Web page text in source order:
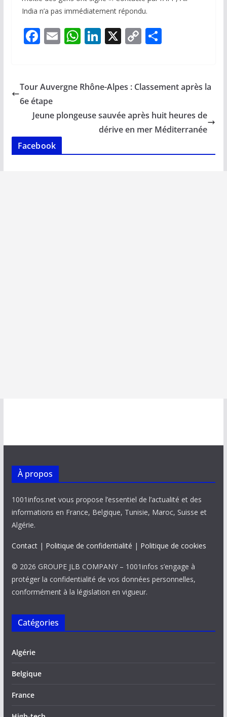
India n’a pas immédiatement répondu.
F
b
o
o
k
E
l
W
s
p
Li
e
n
X C
y
n
k
P
g
Tour Auvergne Rhône-Alpes : Classement après la
6e étape
Jeune plongeuse sauvée après huit heures de
dérive en mer Méditerranée
Facebook
À propos
1001infos.net vous propose l’essentiel de l’actualité et des
informations en France, Belgique, Tunisie, Maroc, Suisse et
Algérie.
Contact| Politique de confidentialité | Politique de cookies
© 2026 GROUPE JLB COMPANY – 1001infos s’engage à
protéger la confidentialité de vos données personnelles,
conformément à la législation en vigueur.
Catégories
Algérie
Belgique
France